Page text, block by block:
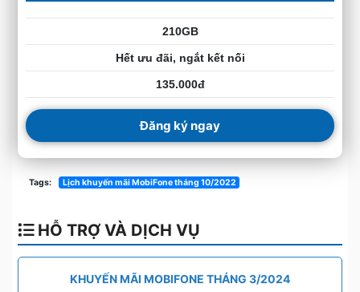
210GB
Hết ưu đãi, ngắt kết nối
135.000đ
Đăng ký ngay
Tags: Lịch khuyến mãi MobiFone tháng 10/2022
HỖ TRỢ VÀ DỊCH VỤ
KHUYẾN MÃI MOBIFONE THÁNG 3/2024